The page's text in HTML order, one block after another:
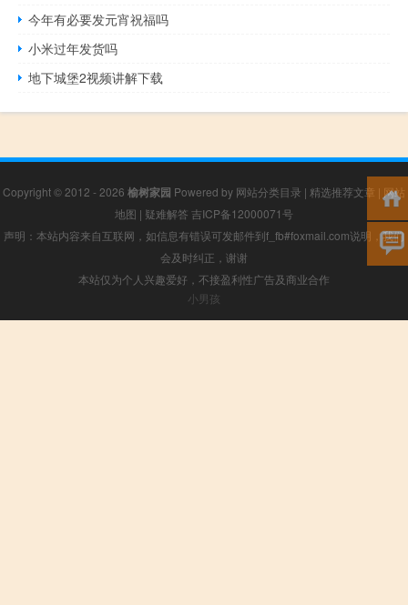
今年有必要发元宵祝福吗
小米过年发货吗
地下城堡2视频讲解下载
Copyright © 2012 - 2026 榆树家园 Powered by 网站分类目录 | 精选推荐文章 | 网站
地图 | 疑难解答 吉ICP备12000071号
声明：本站内容来自互联网，如信息有错误可发邮件到f_fb#foxmail.com说明，我们
会及时纠正，谢谢
本站仅为个人兴趣爱好，不接盈利性广告及商业合作
小男孩